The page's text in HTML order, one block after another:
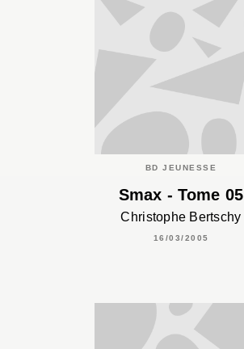
BD JEUNESSE
Smax - Tome 05
Christophe Bertschy
16/03/2005